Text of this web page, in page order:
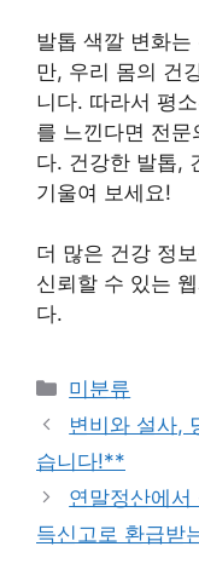
발톱 색깔 변화
만, 우리 몸의 건
니다. 따라서 평
를 느낀다면 전
다. 건강한 발톱,
기울여 보세요!
더 많은 건강 정
신뢰할 수 있는
다.
Categories
미분류
변비와 설사,
습니다!**
연말정산에
득신고로 환급받